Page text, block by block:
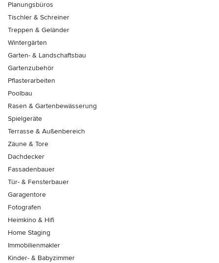
Planungsbüros
Tischler & Schreiner
Treppen & Geländer
Wintergärten
Garten- & Landschaftsbau
Gartenzubehör
Pflasterarbeiten
Poolbau
Rasen & Gartenbewässerung
Spielgeräte
Terrasse & Außenbereich
Zäune & Tore
Dachdecker
Fassadenbauer
Tür- & Fensterbauer
Garagentore
Fotografen
Heimkino & Hifi
Home Staging
Immobilienmakler
Kinder- & Babyzimmer